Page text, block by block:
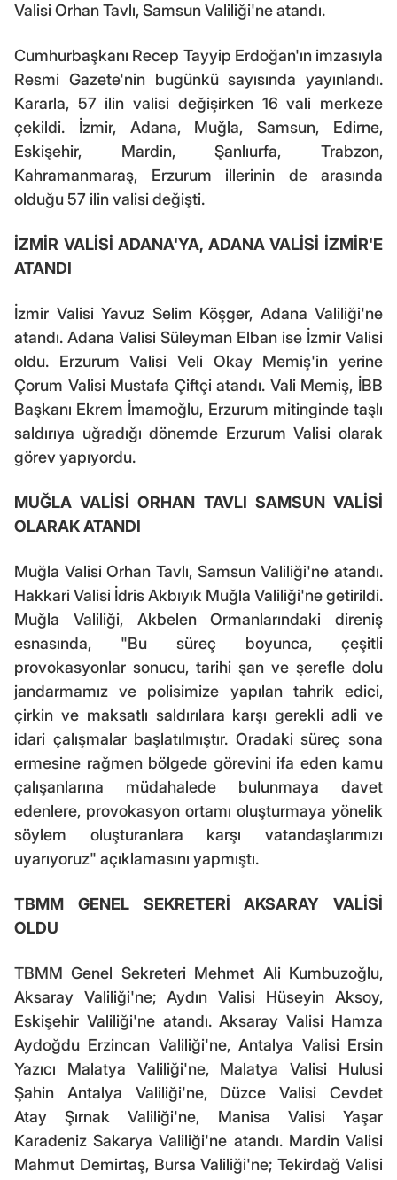
Valisi Orhan Tavlı, Samsun Valiliği'ne atandı.
Cumhurbaşkanı Recep Tayyip Erdoğan'ın imzasıyla
Resmi Gazete'nin bugünkü sayısında yayınlandı.
Kararla, 57 ilin valisi değişirken 16 vali merkeze
çekildi. İzmir, Adana, Muğla, Samsun, Edirne,
Eskişehir, Mardin, Şanlıurfa, Trabzon,
Kahramanmaraş, Erzurum illerinin de arasında
olduğu 57 ilin valisi değişti.
İZMİR VALİSİ ADANA'YA, ADANA VALİSİ İZMİR'E
ATANDI
İzmir Valisi Yavuz Selim Köşger, Adana Valiliği'ne
atandı. Adana Valisi Süleyman Elban ise İzmir Valisi
oldu. Erzurum Valisi Veli Okay Memiş'in yerine
Çorum Valisi Mustafa Çiftçi atandı. Vali Memiş, İBB
Başkanı Ekrem İmamoğlu, Erzurum mitinginde taşlı
saldırıya uğradığı dönemde Erzurum Valisi olarak
görev yapıyordu.
MUĞLA VALİSİ ORHAN TAVLI SAMSUN VALİSİ
OLARAK ATANDI
Muğla Valisi Orhan Tavlı, Samsun Valiliği'ne atandı.
Hakkari Valisi İdris Akbıyık Muğla Valiliği'ne getirildi.
Muğla Valiliği, Akbelen Ormanlarındaki direniş
esnasında, "Bu süreç boyunca, çeşitli
provokasyonlar sonucu, tarihi şan ve şerefle dolu
jandarmamız ve polisimize yapılan tahrik edici,
çirkin ve maksatlı saldırılara karşı gerekli adli ve
idari çalışmalar başlatılmıştır. Oradaki süreç sona
ermesine rağmen bölgede görevini ifa eden kamu
çalışanlarına müdahalede bulunmaya davet
edenlere, provokasyon ortamı oluşturmaya yönelik
söylem oluşturanlara karşı vatandaşlarımızı
uyarıyoruz" açıklamasını yapmıştı.
TBMM GENEL SEKRETERİ AKSARAY VALİSİ
OLDU
TBMM Genel Sekreteri Mehmet Ali Kumbuzoğlu,
Aksaray Valiliği'ne; Aydın Valisi Hüseyin Aksoy,
Eskişehir Valiliği'ne atandı. Aksaray Valisi Hamza
Aydoğdu Erzincan Valiliği'ne, Antalya Valisi Ersin
Yazıcı Malatya Valiliği'ne, Malatya Valisi Hulusi
Şahin Antalya Valiliği'ne, Düzce Valisi Cevdet
Atay Şırnak Valiliği'ne, Manisa Valisi Yaşar
Karadeniz Sakarya Valiliği'ne atandı. Mardin Valisi
Mahmut Demirtaş, Bursa Valiliği'ne; Tekirdağ Valisi